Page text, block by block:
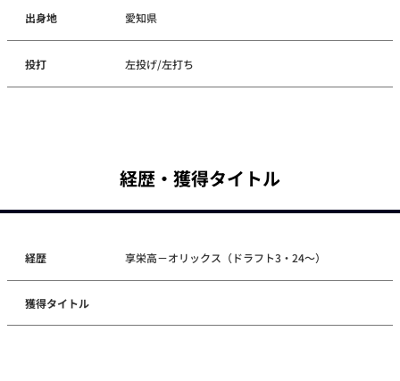
出身地 愛知県
投打 左投げ/左打ち
経歴・獲得タイトル
経歴 享栄高－オリックス（ドラフト3・24～）
獲得タイトル